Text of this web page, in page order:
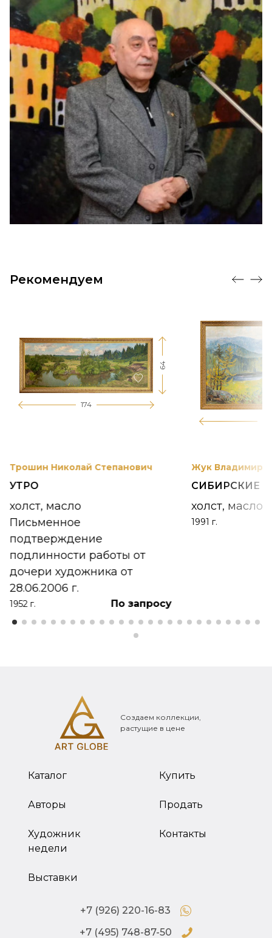
Рекомендуем
174
64
Трошин Николай Степанович
УТРО
холст, масло
Письменное
подтверждение
подлинности работы от
дочери художника от
28.06.2006 г.
1952 г. По запросу
Жук Владимир
СИБИРСКИЕ
холст, масло
1991 г.
Создаем коллекции,
растущие в цене
Каталог
Авторы
Художник
недели
Выставки
Купить
Продать
Контакты
+7 (926) 220-16-83
+7 (495) 748-87-50